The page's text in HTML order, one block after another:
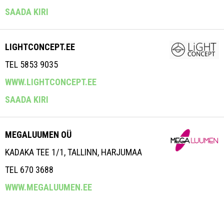
SAADA KIRI
LIGHTCONCEPT.EE
TEL 5853 9035
WWW.LIGHTCONCEPT.EE
SAADA KIRI
MEGALUUMEN OÜ
KADAKA TEE 1/1, TALLINN, HARJUMAA
TEL 670 3688
WWW.MEGALUUMEN.EE